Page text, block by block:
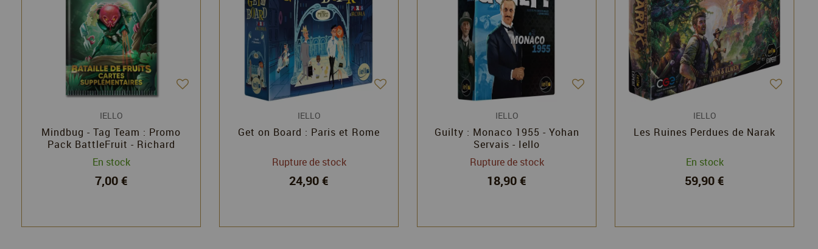
IELLO
Mindbug - Tag Team : Promo
Pack BattleFruit - Richard
Garfield - Iello
En stock
7,00 €
IELLO
Get on Board : Paris et Rome
Rupture de stock
24,90 €
IELLO
Guilty : Monaco 1955 - Yohan
Servais - Iello
Rupture de stock
18,90 €
IELLO
Les Ruines Perdues de Narak
En stock
59,90 €